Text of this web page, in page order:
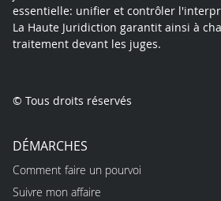
essentielle: unifier et contrôler
La Haute Juridiction garantit ainsi à
traitement devant les juges.
© Tous droits réservés
DÉMARCHES
Comment faire un pourvoi
Suivre mon affaire